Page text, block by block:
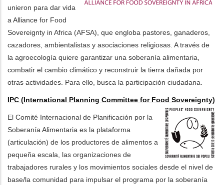
unieron para dar vida
a Alliance for Food
Sovereignty in Africa (AFSA), que engloba pastores, ganaderos,
cazadores, ambientalistas y asociaciones religiosas. A través de
la agroecología quiere garantizar una soberanía alimentaria,
combatir el cambio climático y reconstruir la tierra dañada por
otras actividades. Para ello, busca la participación ciudadana.
IPC (International Planning Committee for Food Sovereignty)
El Comité Internacional de Planificación por la
Soberanía Alimentaria es la plataforma
(articulación) de los productores de alimentos a
pequeña escala, las organizaciones de
trabajadores rurales y los movimientos sociales desde el nivel de
base/la comunidad para impulsar el programa por la soberanía